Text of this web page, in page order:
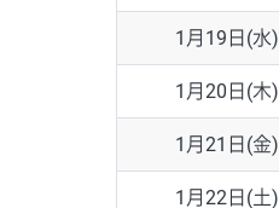
1月19日(水)
1月20日(木)
1月21日(金)
1月22日(土)